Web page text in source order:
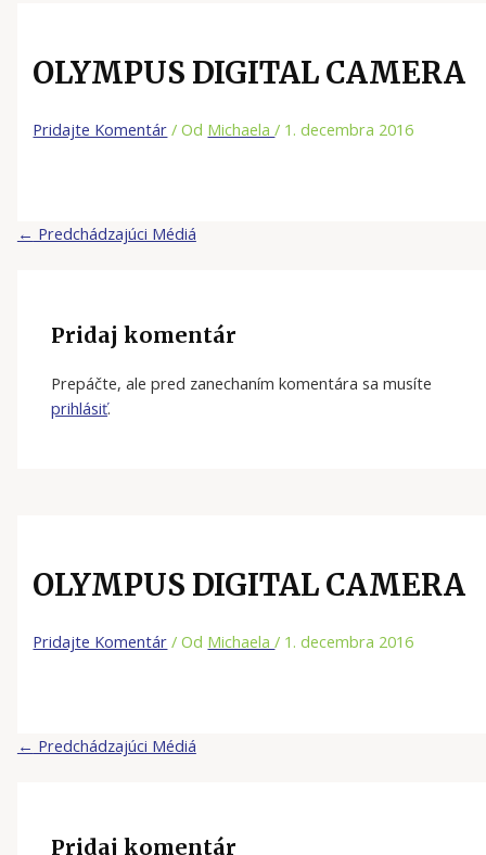
OLYMPUS DIGITAL CAMERA
Pridajte Komentár / Od Michaela/ 1. decembra 2016
← Predchádzajúci Médiá
Pridaj komentár
Prepáčte, ale pred zanechaním komentára sa musíte
prihlásiť.
OLYMPUS DIGITAL CAMERA
Pridajte Komentár / Od Michaela/ 1. decembra 2016
← Predchádzajúci Médiá
Pridaj komentár